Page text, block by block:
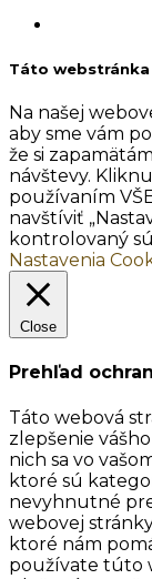
Táto
Na našej
aby sme vám
že si
návštevy.
používaním
navštíviť
kontrolovaný
Nastavenia
Close
Prehľad
Táto webová
zlepšenie
nich sa vo
ktoré sú
nevyhnutné
webovej
ktoré nám
používate túto